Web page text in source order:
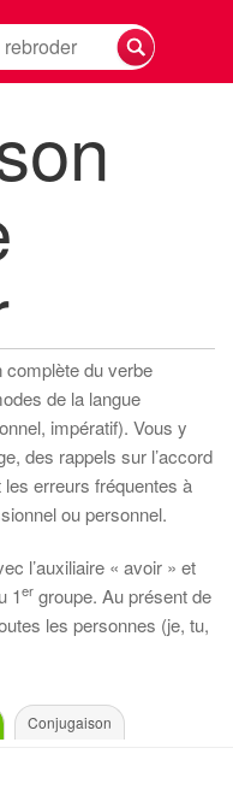
complète du verbe
de la langue
impératif). Vous y
des rappels sur l’accord
erreurs fréquentes à
ou personnel.
l’auxiliaire « avoir » et
1er groupe. Au présent de
les personnes (je, tu,
Conjugaison